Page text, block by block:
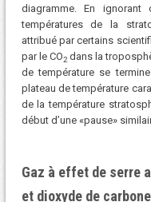
diagramme. En ignorant
températures de la
attribué par certains
par le CO2dans la
de température se
plateau de température
de la température
début d’une «pause»
Gaz à effet de serre
et dioxyde de carbone